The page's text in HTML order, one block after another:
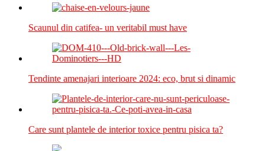
Scaunul din catifea- un veritabil must have
Tendinte amenajari interioare 2024: eco, brut si dinamic
Care sunt plantele de interior toxice pentru pisica ta?